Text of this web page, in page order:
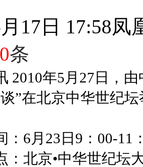
17日 17:58凤
0条
2010年5月27日，
”在北京中华世纪
：6月23日9：00-11
：北京•中华世纪坛